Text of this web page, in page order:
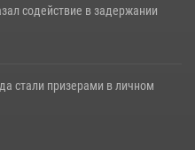
содействие в задержании
стали призерами в личном